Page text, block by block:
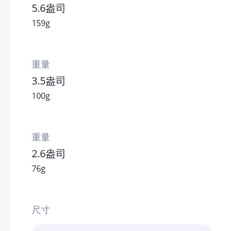
5.6盎司
159g
重量
3.5盎司
100g
重量
2.6盎司
76g
尺寸